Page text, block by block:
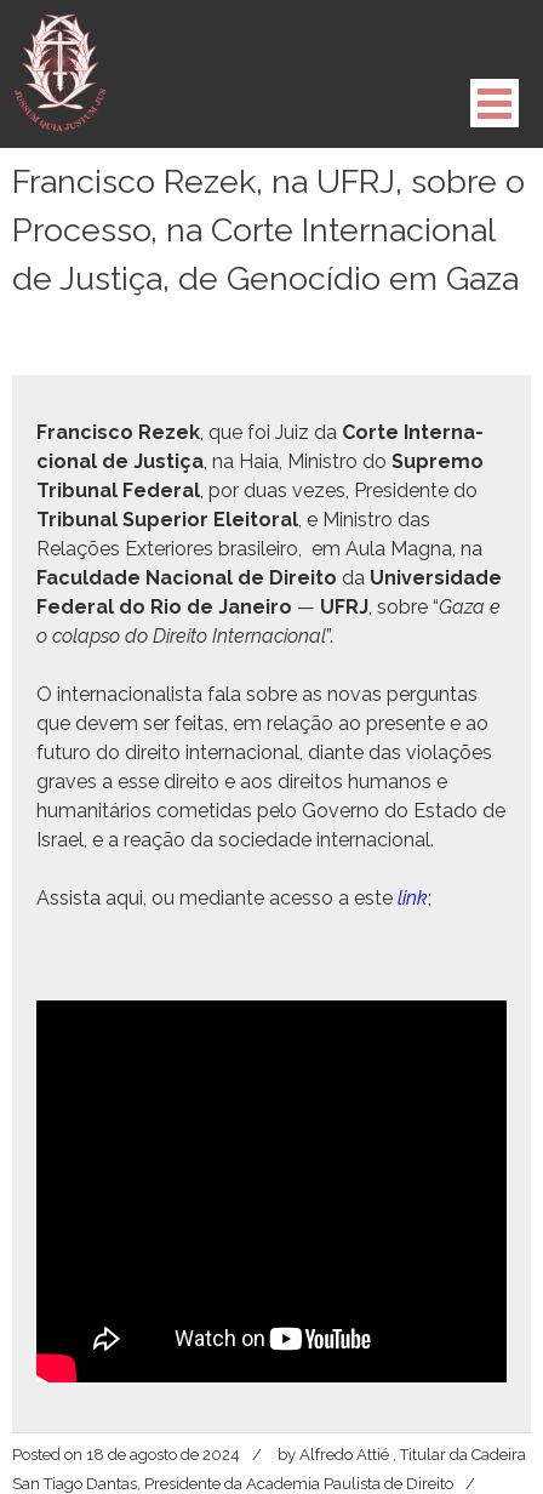
para
conteúdo
Francisco Rezek, na UFRJ, sobre o
Processo, na Corte Internacional
de Justiça, de Genocídio em Gaza
Fran­cis­co Rezek, que foi Juiz da Corte Inter­na­
cional de Justiça, na Haia, Min­istro do Supre­mo
Tri­bunal Fed­er­al, por duas vezes, Pres­i­dente do
Tri­bunal Supe­ri­or Eleitoral, e Min­istro das
Relações Exte­ri­ores brasileiro, em Aula Magna, na
Fac­ul­dade Nacional de Dire­ito da Uni­ver­si­dade
Fed­er­al do Rio de Janeiro — UFRJ, sobre “Gaza e
o colap­so do Dire­ito Inter­na­cional”.
O inter­na­cional­ista fala sobre as novas per­gun­tas
que devem ser feitas, em relação ao pre­sente e ao
futuro do dire­ito inter­na­cional, diante das vio­lações
graves a esse dire­ito e aos dire­itos humanos e
human­itários cometi­das pelo Gov­er­no do Esta­do de
Israel, e a reação da sociedade internacional.
Assista aqui, ou medi­ante aces­so a este link;
Posted on 18 de agosto de 2024 by Alfredo Attié , Titular da Cadeira
San Tiago Dantas, Presidente da Academia Paulista de Direito